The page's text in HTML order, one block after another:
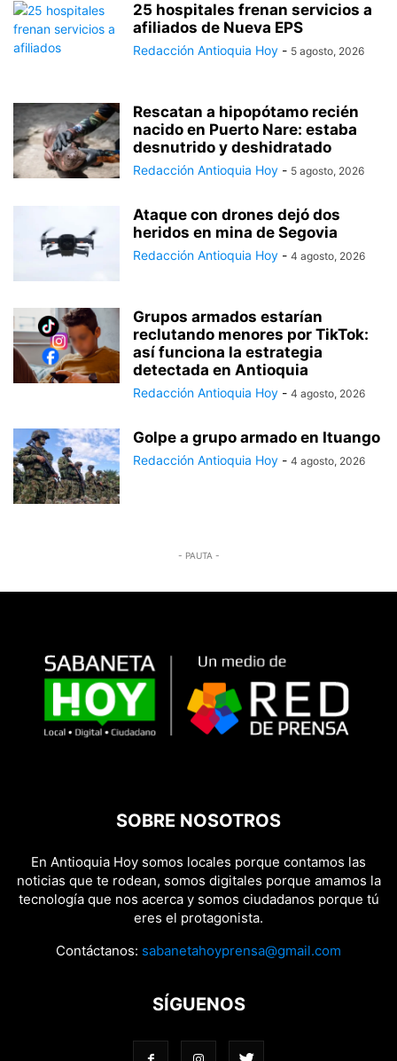
25 hospitales frenan servicios a
afiliados de Nueva EPS
Redacción Antioquia Hoy - 5 agosto, 2026
Rescatan a hipopótamo recién
nacido en Puerto Nare: estaba
desnutrido y deshidratado
Redacción Antioquia Hoy - 5 agosto, 2026
Ataque con drones dejó dos
heridos en mina de Segovia
Redacción Antioquia Hoy - 4 agosto, 2026
Grupos armados estarían
reclutando menores por TikTok:
así funciona la estrategia
detectada en Antioquia
Redacción Antioquia Hoy - 4 agosto, 2026
Golpe a grupo armado en Ituango
Redacción Antioquia Hoy - 4 agosto, 2026
- PAUTA -
SOBRE NOSOTROS
En Antioquia Hoy somos locales porque contamos las
noticias que te rodean, somos digitales porque amamos la
tecnología que nos acerca y somos ciudadanos porque tú
eres el protagonista.
Contáctanos: sabanetahoyprensa@gmail.com
SÍGUENOS